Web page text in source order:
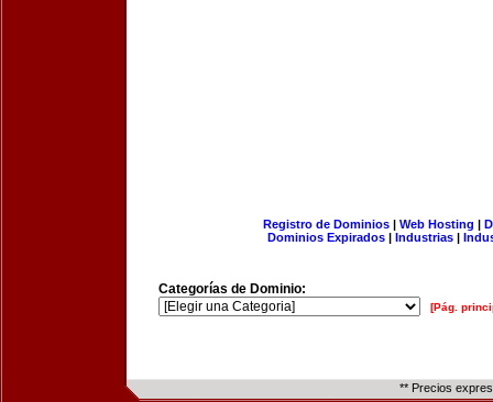
Registro de Dominios| Web Hosting |
Dominios Expirados | Industrias |
Categorías de Dominio:
[Pág.
** Precios